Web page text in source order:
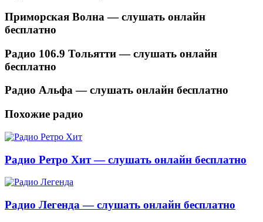
Приморская Волна — слушать онлайн
бесплатно
Радио 106.9 Тольятти — слушать онлайн
бесплатно
Радио Альфа — слушать онлайн бесплатно
Похожие радио
Радио Ретро Хит — слушать онлайн бесплатно
Радио Легенда — слушать онлайн бесплатно